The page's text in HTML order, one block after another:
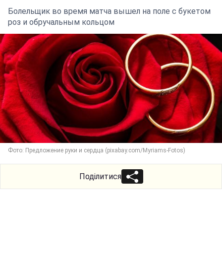
Болельщик во время матча вышел на поле с букетом
роз и обручальным кольцом
Фото: Предложение руки и сердца (pixabay.com/Myriams-Fotos)
Поділитися